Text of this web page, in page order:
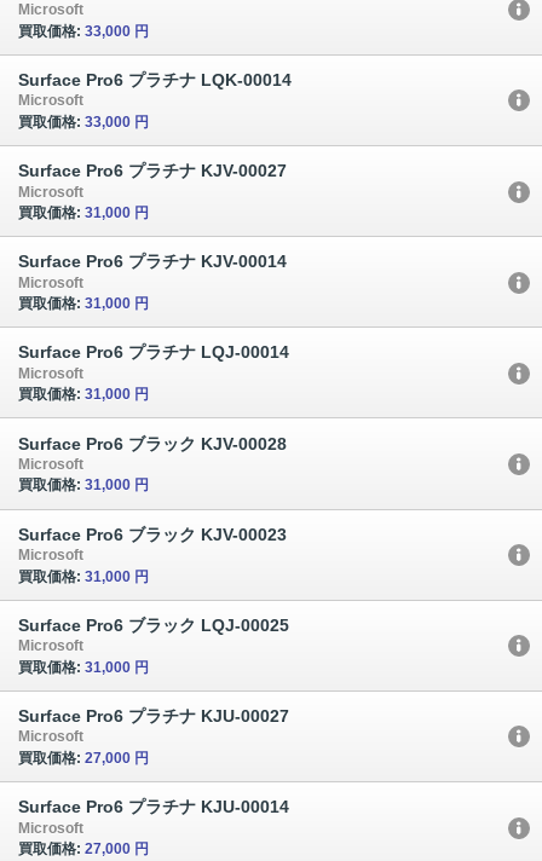
Microsoft
買取価格: 33,000 円
Surface Pro6 プラチナ LQK-00014
Microsoft
買取価格: 33,000 円
Surface Pro6 プラチナ KJV-00027
Microsoft
買取価格: 31,000 円
Surface Pro6 プラチナ KJV-00014
Microsoft
買取価格: 31,000 円
Surface Pro6 プラチナ LQJ-00014
Microsoft
買取価格: 31,000 円
Surface Pro6 ブラック KJV-00028
Microsoft
買取価格: 31,000 円
Surface Pro6 ブラック KJV-00023
Microsoft
買取価格: 31,000 円
Surface Pro6 ブラック LQJ-00025
Microsoft
買取価格: 31,000 円
Surface Pro6 プラチナ KJU-00027
Microsoft
買取価格: 27,000 円
Surface Pro6 プラチナ KJU-00014
Microsoft
買取価格: 27,000 円